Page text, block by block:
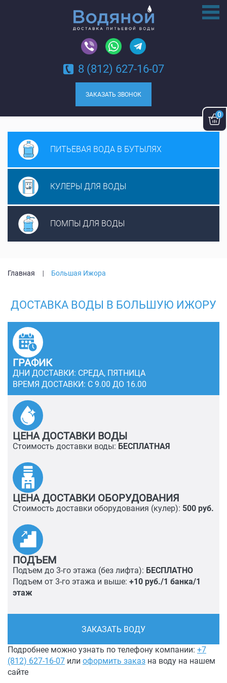
0
8 (812) 627-16-07
ЗАКАЗАТЬ ЗВОНОК
ПИТЬЕВАЯ ВОДА В БУТЫЛЯХ
КУЛЕРЫ ДЛЯ ВОДЫ
ПОМПЫ ДЛЯ ВОДЫ
Главная Большая Ижора
ДОСТАВКА ВОДЫ В БОЛЬШУЮ ИЖОРУ
ГРАФИК
ДНИ ДОСТАВКИ: СРЕДА, ПЯТНИЦА
ВРЕМЯ ДОСТАВКИ: С 9.00 ДО 16.00
ЦЕНА ДОСТАВКИ ВОДЫ
Стоимость доставки воды: БЕСПЛАТНАЯ
ЦЕНА ДОСТАВКИ ОБОРУДОВАНИЯ
Стоимость доставки оборудования (кулер): 500 руб.
ПОДЪЕМ
Подъем до 3-го этажа (без лифта): БЕСПЛАТНО
Подъем от 3-го этажа и выше: +10 руб./1 банка/1
этаж
ЗАКАЗАТЬ ВОДУ
Подробнее можно узнать по телефону компании: +7
(812) 627-16-07 или оформить заказ на воду на нашем
сайте